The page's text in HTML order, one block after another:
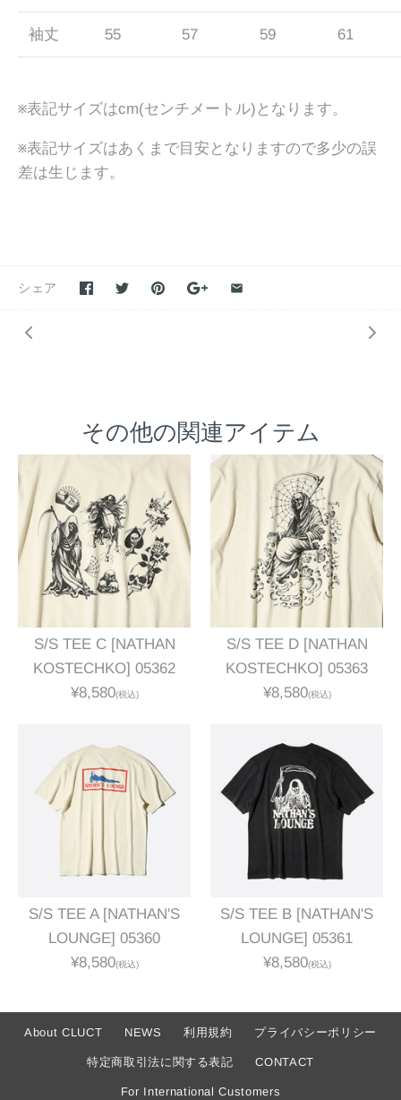
袖丈 55 57 59 61
※表記サイズはcm(センチメートル)となります。
※表記サイズはあくまで目安となりますので多少の誤
差は生じます。
シェア
その他の関連アイテム
S/S TEE C [NATHAN
KOSTECHKO] 05362
¥8,580(税込)
S/S TEE D [NATHAN
KOSTECHKO] 05363
¥8,580(税込)
S/S TEE A [NATHAN'S
LOUNGE] 05360
¥8,580(税込)
S/S TEE B [NATHAN'S
LOUNGE] 05361
¥8,580(税込)
About CLUCT NEWS 利用規約 プライバシーポリシー
特定商取引法に関する表記 CONTACT
For International Customers